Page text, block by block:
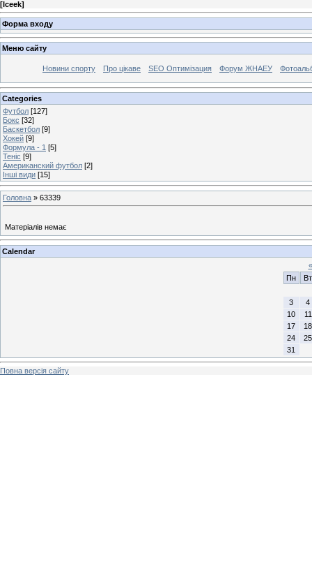
[Iceek]
Форма входу
Меню сайту
Новини спорту Про цікаве SEO Оптимізация Форум ЖНАЕУ
Categories
Футбол [127]
Бокс [32]
Баскетбол [9]
Хокей [9]
Формула - 1 [5]
Теніс [9]
Американский футбол [2]
Інші види [15]
Головна » 63339
Матеріалів немає
Calendar
«
Пн
Вт
3
4
10
11
17
18
24
25
31
Повна версія сайту